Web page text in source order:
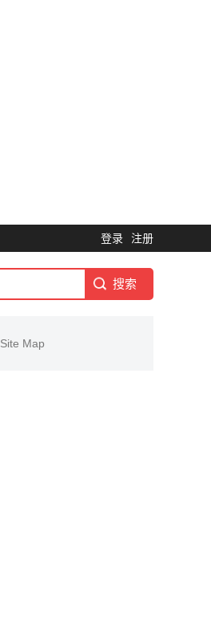
登录 注册
Site Map